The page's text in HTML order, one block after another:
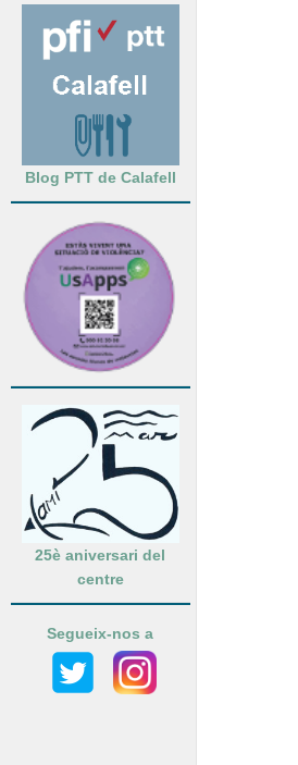
Blog PTT de Calafell
25è aniversari del
centre
Segueix-nos a